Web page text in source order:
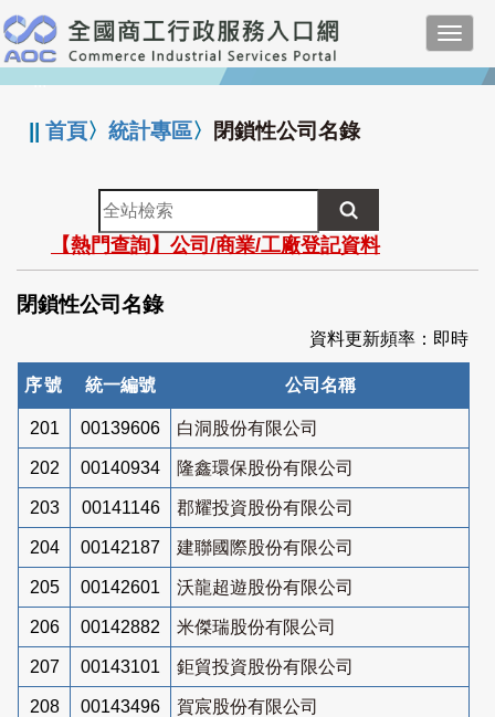
跳
到
主
要
:::
||首頁〉統計專區〉 閉鎖性公司名錄
全
站
檢
索
【熱門查詢】公司/商業/工廠登記資料
閉鎖性公司名錄
資料更新頻率：即時
序號 統一編號 公司名稱
201 00139606 白洞股份有限公司
202 00140934 隆鑫環保股份有限公司
203 00141146 郡耀投資股份有限公司
204 00142187 建聯國際股份有限公司
205 00142601 沃龍超遊股份有限公司
206 00142882 米傑瑞股份有限公司
207 00143101 鉅貿投資股份有限公司
208 00143496 賀宸股份有限公司